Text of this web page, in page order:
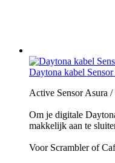
Daytona kabel
Active Sensor Asura /
Om je digitale
makkelijk aan te
Voor Scrambler of